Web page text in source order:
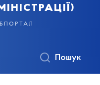
Пошук